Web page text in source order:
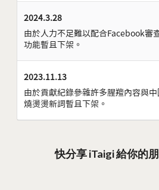
2024.3.28
由於人力不足難以配合Facebook審
功能暫且下架。
2023.11.13
由於貢獻紀錄參雜許多腥羶內容與
燒燙燙新詞暫且下架。
快分享 iTaigi 給你的